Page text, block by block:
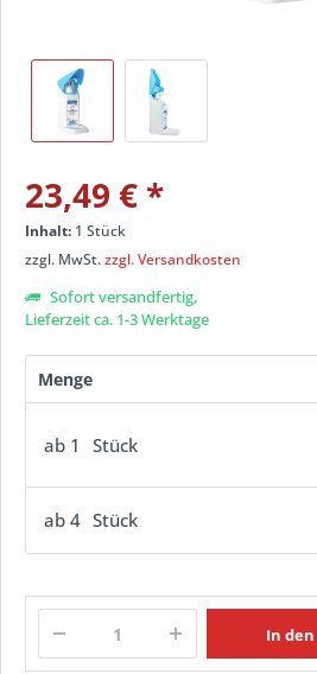
23,49 € *
Inhalt: 1 Stück
zzgl. MwSt.zzgl. Versandkosten
Sofort versandfertig,
Lieferzeit ca. 1-3 Werktage
Menge
ab 1 Stück
ab 4 Stück
In den